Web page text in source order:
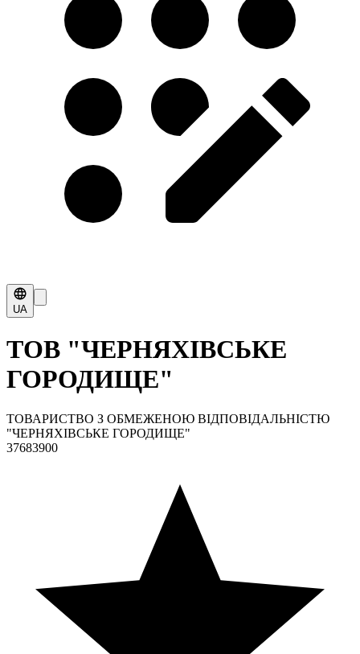
UA
ТОВ "ЧЕРНЯХІВСЬКЕ
ГОРОДИЩЕ"
ТОВАРИСТВО З ОБМЕЖЕНОЮ ВІДПОВІДАЛЬНІСТЮ
"ЧЕРНЯХІВСЬКЕ ГОРОДИЩЕ"
37683900